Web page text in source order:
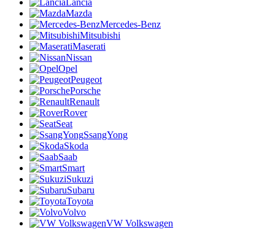
Lancia
Mazda
Mercedes-Benz
Mitsubishi
Maserati
Nissan
Opel
Peugeot
Porsche
Renault
Rover
Seat
SsangYong
Skoda
Saab
Smart
Sukuzi
Subaru
Toyota
Volvo
VW Volkswagen